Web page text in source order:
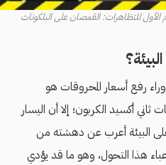
الأول للتظاهرات: القمصان على البلكونات
رفع أسعار المحروقات هو
ثاني أكسيد الكربون؛ إلا أن اليسار
على البيئة أعرب عن دهشته من
هذا التحول، وهو ما قد يؤدي